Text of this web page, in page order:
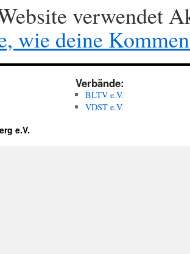
verwendet
wie deine
Verbände:
BLTV e.V.
VDST e.V.
e.V.